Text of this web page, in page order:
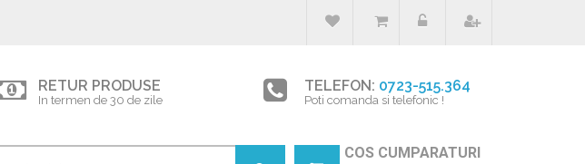
RETUR PRODUSE
In termen de 30 de zile
TELEFON: 0723-515.364
Poti comanda si telefonic !
COS CUMPARATURI